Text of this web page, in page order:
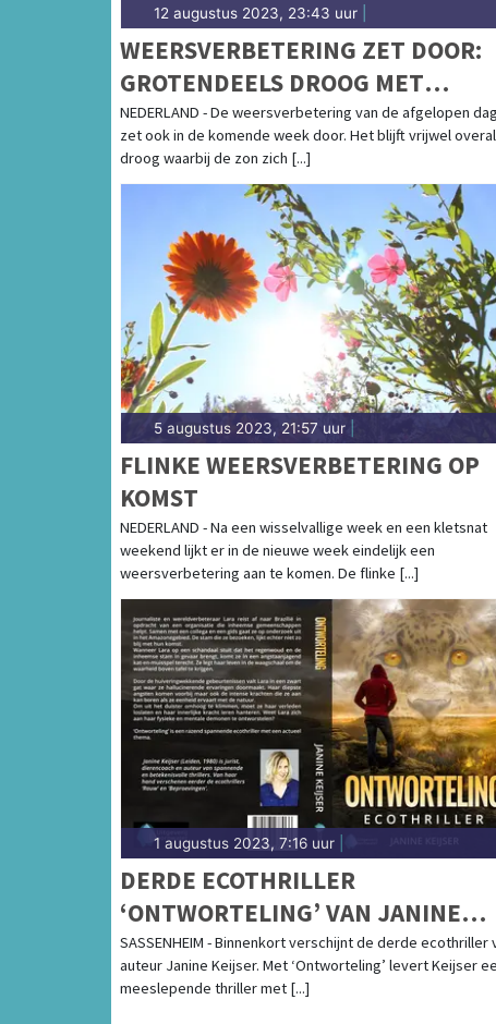
12 augustus 2023, 23:43 uur
WEERSVERBETERING ZET DOOR:
GROTENDEELS DROOG MET
REGELMATIG ZON
NEDERLAND - De weersverbetering van de afgelopen
zet ook in de komende week door. Het blijft vrijwel overal
droog waarbij de zon zich [...]
5 augustus 2023, 21:57 uur
FLINKE WEERSVERBETERING OP
KOMST
NEDERLAND - Na een wisselvallige week en een kletsnat
weekend lijkt er in de nieuwe week eindelijk een
weersverbetering aan te komen. De flinke [...]
1 augustus 2023, 7:16 uur
DERDE ECOTHRILLER
‘ONTWORTELING’ VAN JANINE
KEIJSER WERPT LICHT OP
MILIEUTHEMA IN HET
SASSENHEIM - Binnenkort verschijnt de derde ecothriller
auteur Janine Keijser. Met ‘Ontworteling’ levert Keijser
meeslepende thriller met [...]